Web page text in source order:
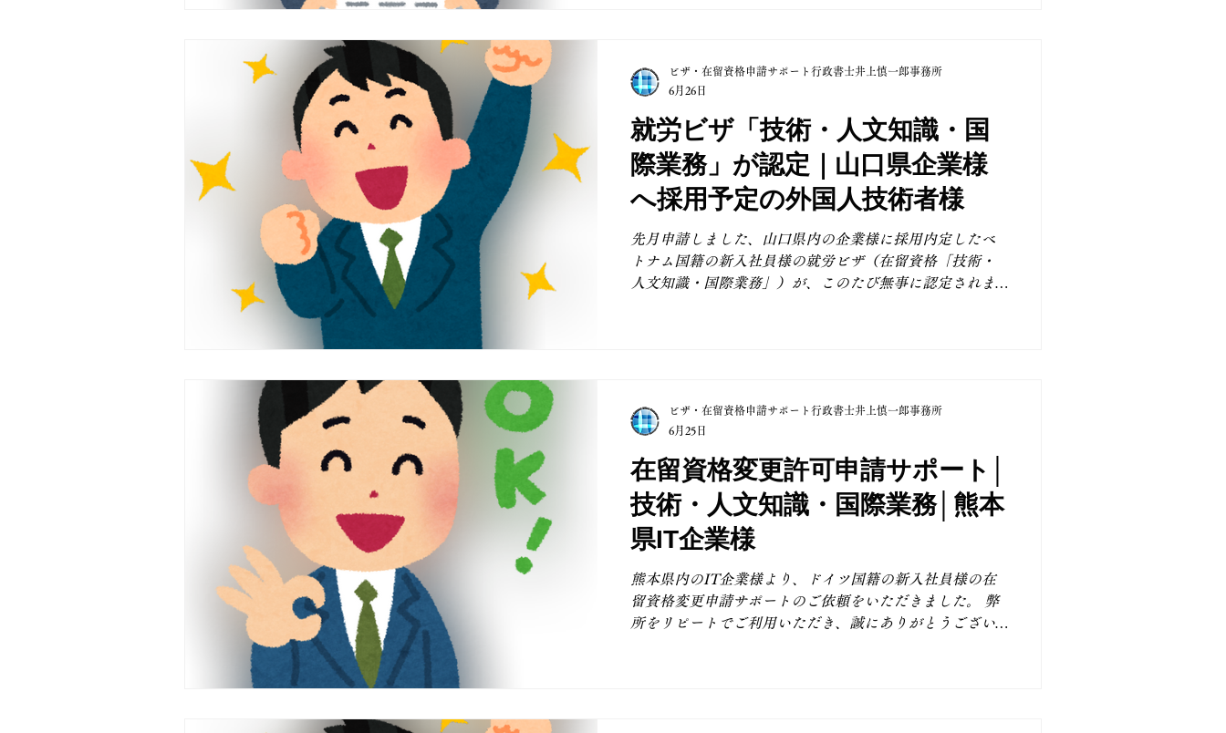
皆様が、安心して就労を継続できるよう、引き続き丁寧
かつ的確なサポートに努めてまいります。 通訳・翻訳や
人事・総務・経理などのバックオフィス業務に従事され
る社員様、エンジニア等の技術職の社員様の在留資格手
続きにも対応しており、社員様のご家族の帯同に伴う
「家族滞在」ビザの申請についてもサポートしておりま
す。 【就労ビザの更新手続きにおける注意点】 在留資格
の活動実績が重視される点に注意が必要です。 特に以下
のようなポイントが審査において重要視されます。 ・雇
用契約が継続されているかどうか...
就労ビザ「技術・人文知識・国
際業務」が認定｜山口県企業様
へ採用予定の外国人技術者様
先月申請しました、山口県内の企業様に採用内定したベ
トナム国籍の新入社員様の就労ビザ（在留資格「技術・
人文知識・国際業務」）が、このたび無事に認定されま
しても、適格性の確認が重要なポイントとなります。 ま
た、企業側がどのような理由で外国人材を必要としてい
るのか、業務内容や業務量の説明、配置の必要性などを
丁寧に示すことも審査において重要です。 今回は申請後
はスムーズに審査が進み、想定よりも早く、無事に在留
資格認定証明書の交付に至りました。 ご紹介くださった
熊本市内の弊所クライアント企業様も認定結果を大変喜
ました。 現在、弊所では、地元熊本の企業様やTSMCの
熊本進出に伴う複数のサプライヤー台湾企業様を中心
に、在留資格に関するサポートのご依頼を継続的にい
ビザ・在留資格申請サポート行政書士井上慎一郎事務所
6月26日
在留資格変更許可申請サポート│
技術・人文知識・国際業務│熊本
県IT企業様
熊本県内のIT企業様より、ドイツ国籍の新入社員様の在
留資格変更申請サポートのご依頼をいただきました。 弊
所をリピートでご利用いただき、誠にありがとうござい
ビザ・在留資格申請サポート行政書士井上慎一郎事務所
6月25日